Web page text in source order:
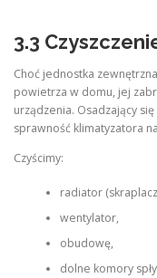
3.3
Choć jednostka
powietrza w domu, jej
urządzenia. Osadzający
sprawność klimatyzatora
Czyścimy:
radiator
wentylator,
obudowę,
dolne komory